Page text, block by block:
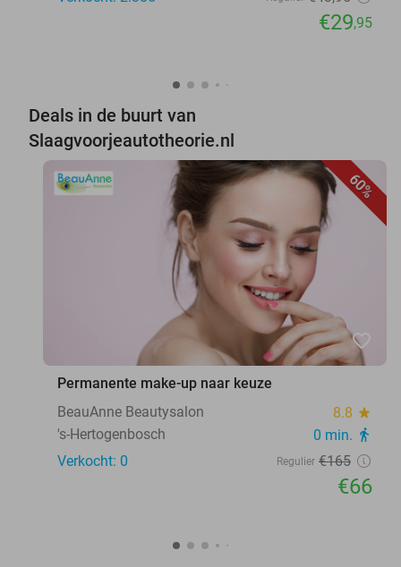
€29,95
Deals in de buurt van
Slaagvoorjeautotheorie.nl
60%
favorite_border
Permanente make-up naar keuze
BeauAnne Beautysalon
8.8 star
's-Hertogenbosch 0 min. directions_walk
Verkocht: 0 Regulier €165
€66